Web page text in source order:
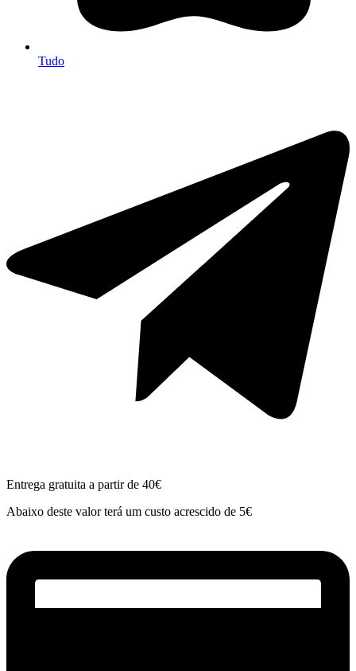
Tudo
Entrega gratuita a partir de 40€
Abaixo deste valor terá um custo acrescido de 5€